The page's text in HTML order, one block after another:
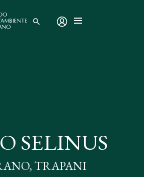
search
SELINUS
TRAPANI